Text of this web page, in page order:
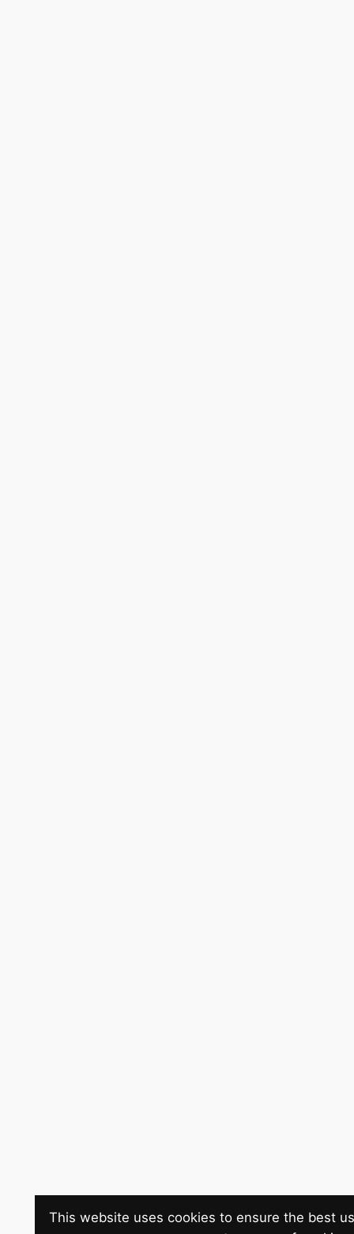
This website uses cookies to ensure the best